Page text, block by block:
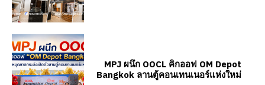
MPJ ผนึก OOCL คิกออฟ OM Depot
Bangkok ลานตู้คอนเทนเนอร์แห่งใหม่